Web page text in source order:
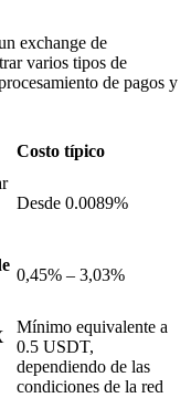
de BTR
criptomonedas
exchange de
varios tipos de
de pagos y
Costo típico
Desde 0.0089%
0,45% – 3,03%
Mínimo equivalente a
0.5 USDT,
dependiendo de las
condiciones de la red